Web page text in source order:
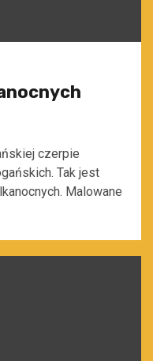
czerpie
Tak jest
Malowane